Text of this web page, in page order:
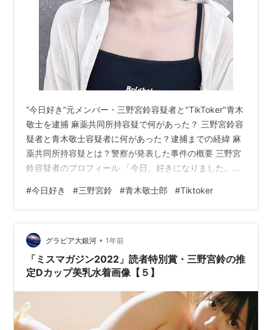
“今日好き”元メンバー・三野宮鈴容疑者と"TikToker"青木
敬士を逮捕 麻薬共同所持容疑で何があった？ 三野宮鈴容
疑者と青木敬士容疑者に何があった？逮捕までの経緯 麻
薬共同所持容疑とは？警察が発表した事件の概要 三野宮
鈴容疑者のプロフィール 「今日、好きになりました。」
TikTokerとしての活動やプロフィール SNSの反応は？フ
ァンの驚きと今後の活動への影響 “今日好き”元メンバ
ー・三野宮鈴容疑者と"TikToker"青木敬士を逮捕 麻薬共
同所持容疑で何があった？ Instagram 恋愛リアリティー
番組「今日、好きになりました。」に出演し、…
#今日好き #三野宮鈴 #青木敬士郎 #Tiktoker
グラビア大銀河 • 1年前
「ミスマガジン2022」読者特別賞・三野宮鈴の推
定Dカップ美乳水着画像【５】